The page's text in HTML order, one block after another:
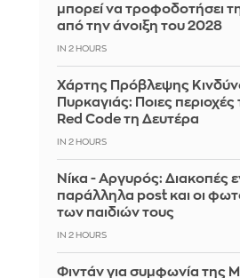
μπορεί να τροφοδοτήσει
από την άνοιξη του 2028
IN 2 HOURS
Χάρτης Πρόβλεψης
Πυρκαγιάς: Ποιες περιοχές
Red Code τη Δευτέρα
IN 2 HOURS
Νίκα - Αργυρός: Διακοπές
παράλληλα post και οι
των παιδιών τους
IN 2 HOURS
Φιντάν για συμφωνία της